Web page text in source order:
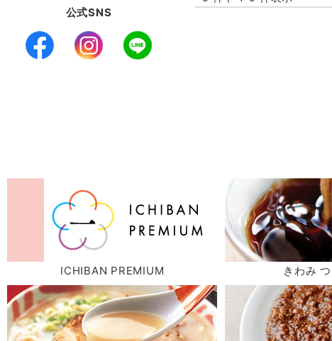
公式SNS
ICHIBAN PREMIUM きわみ